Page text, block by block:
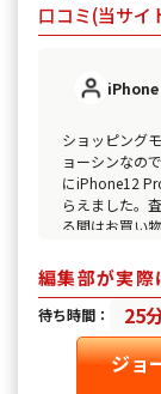
口コミ(当サイ
ショッピング
ョーシンなの
にiPhone12
らえました。
る間はお買い
説明も分かり
そこよかった
編集部が実際
待ち時間： 25
ジョ